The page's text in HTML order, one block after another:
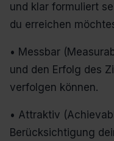
und klar formuliert
du erreichen
• Messbar
und den Erfolg des
verfolgen können.
• Attraktiv
Berücksichtigung